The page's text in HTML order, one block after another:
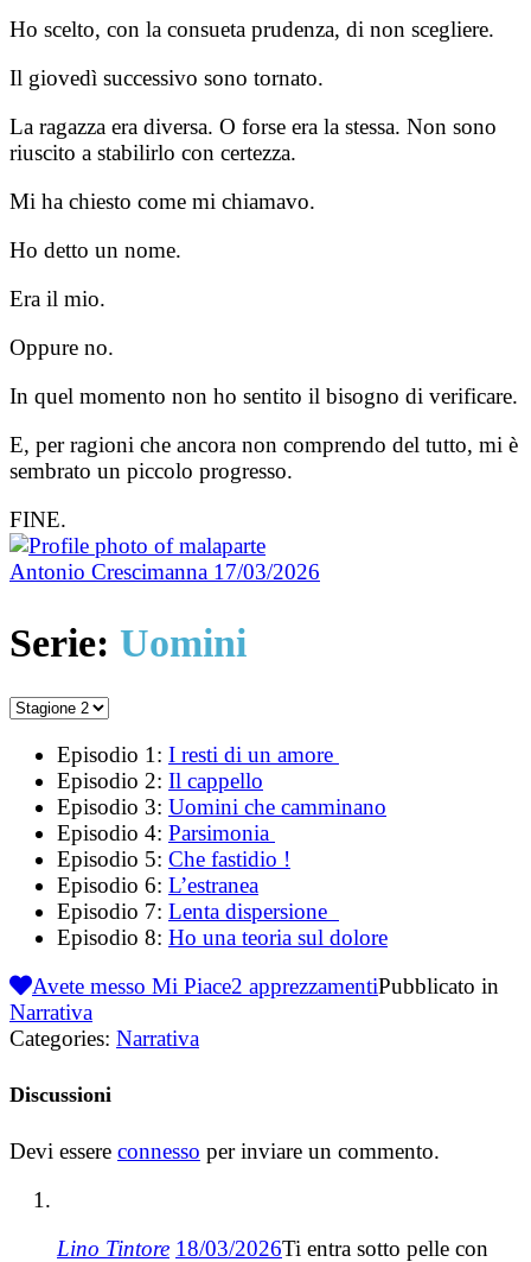
Ho scelto, con la consueta prudenza, di non scegliere.
Il giovedì successivo sono tornato.
La ragazza era diversa. O forse era la stessa. Non sono
riuscito a stabilirlo con certezza.
Mi ha chiesto come mi chiamavo.
Ho detto un nome.
Era il mio.
Oppure no.
In quel momento non ho sentito il bisogno di verificare.
E, per ragioni che ancora non comprendo del tutto, mi è
sembrato un piccolo progresso.
FINE.
Antonio Crescimanna 17/03/2026
Serie: Uomini
Episodio 1: I resti di un amore
Episodio 2: Il cappello
Episodio 3: Uomini che camminano
Episodio 4: Parsimonia
Episodio 5: Che fastidio !
Episodio 6: L’estranea
Episodio 7: Lenta dispersione
Episodio 8: Ho una teoria sul dolore
Avete messo Mi Piace2 apprezzamentiPubblicato in
Narrativa
Categories: Narrativa
Discussioni
Devi essere connesso per inviare un commento.
Lino Tintore 18/03/2026Ti entra sotto pelle con